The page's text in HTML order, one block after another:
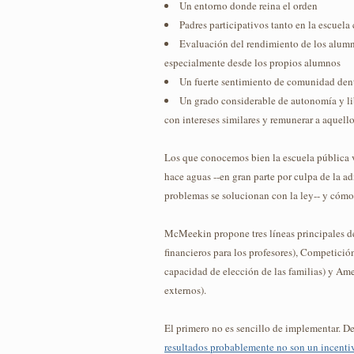
Un entorno donde reina el orden
Padres participativos tanto en la
Evaluación del rendimiento de los
especialmente desde los propios alumnos
Un fuerte sentimiento de comunidad
Un grado considerable de autonomía y
con intereses similares y remunerar a
Los que conocemos bien la escuela pública
hace aguas --en gran parte por culpa de la
problemas se solucionan con la ley-- y
McMeekin propone tres líneas principales
financieros para los profesores),
capacidad de elección de las familias) y
externos).
El primero no es sencillo de implementar.
resultados probablemente no son un